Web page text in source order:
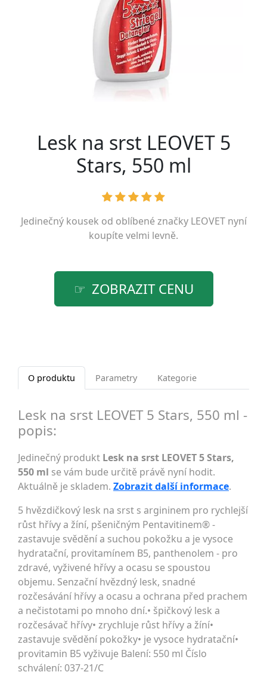
Lesk na srst LEOVET 5
Stars, 550 ml
Jedinečný kousek od oblíbené značky LEOVETnyní
koupíte velmi levně.
ZOBRAZIT CENU
O produktu Parametry Kategorie
Lesk na srst LEOVET 5 Stars, 550 ml -
popis:
Jedinečný produkt Lesk na srst LEOVET 5 Stars,
550 ml se vám bude určitě právě nyní hodit.
Aktuálně je skladem. Zobrazit další informace.
5 hvězdičkový lesk na srst s argininem pro rychlejší
růst hřívy a žíní, pšeničným Pentavitinem® -
zastavuje svědění a suchou pokožku a je vysoce
hydratační, provitamínem B5, panthenolem - pro
zdravé, vyživené hřívy a ocasu se spoustou
objemu. Senzační hvězdný lesk, snadné
rozčesávání hřívy a ocasu a ochrana před prachem
a nečistotami po mnoho dní.• špičkový lesk a
rozčesávač hřívy• zrychluje růst hřívy a žíní•
zastavuje svědění pokožky• je vysoce hydratační•
provitamin B5 vyživuje Balení: 550 ml Číslo
schválení: 037-21/C